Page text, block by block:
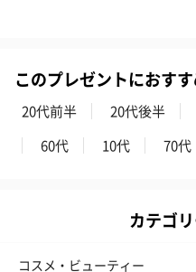
花束ハンドタオル（ピ
ンク）（1,760円）
花
ルー
このプレゼントにおす
20代前半 20代後半
60代
10代 70代
カテゴ
コスメ・ビューティー